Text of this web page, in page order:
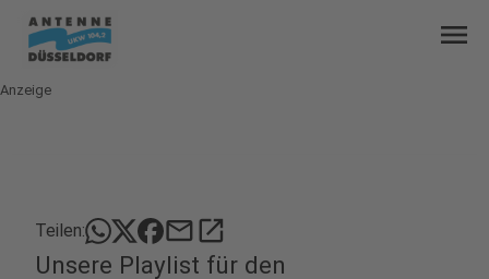
menu
Anzeige
Teilen: mailopen_in_new
Unsere Playlist für den